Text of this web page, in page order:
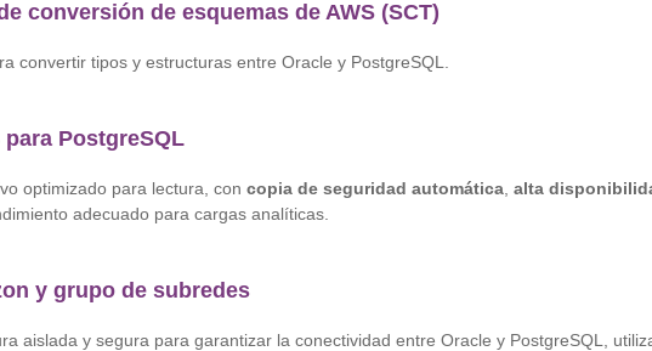
conversión de esquemas de AWS (SCT)
convertir tipos y estructuras entre Oracle y PostgreSQL.
para PostgreSQL
optimizado para lectura, con copia de seguridad automática alta
adecuado para cargas analíticas.
y grupo de subredes
aislada y segura para garantizar la conectividad entre Oracle y PostgreSQL,